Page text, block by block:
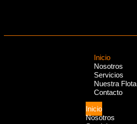
Inicio
Nosotros
Servicios
Nuestra Flota
Contacto
Inicio
Nosotros